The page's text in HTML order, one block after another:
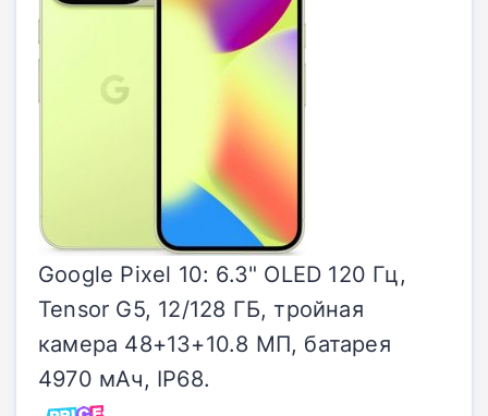
Google Pixel 10: 6.3" OLED 120 Гц,
Tensor G5, 12/128 ГБ, тройная
камера 48+13+10.8 МП, батарея
4970 мАч, IP68.